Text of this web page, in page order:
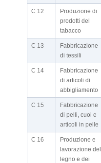
C 12
Produzione di
prodotti del
tabacco
C 13
Fabbricazione
di tessili
C 14
Fabbricazione
di articoli di
abbigliamento
C 15
Fabbricazione
di pelli, cuoi e
articoli in pelle
C 16
Produzione e
lavorazione del
legno e dei